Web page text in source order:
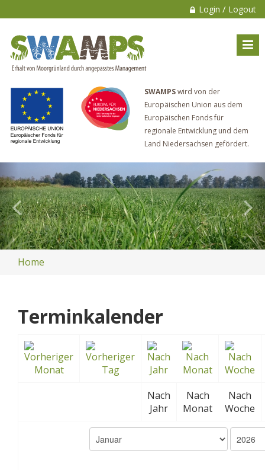
Login / Logout
SWAMPSwird von der
Europäischen Union aus dem
Europäischen Fonds für
regionale Entwicklung und dem
Land Niedersachsen gefördert.
Home
Terminkalender
Nach
Jahr
Nach
Monat
Nach
Woche